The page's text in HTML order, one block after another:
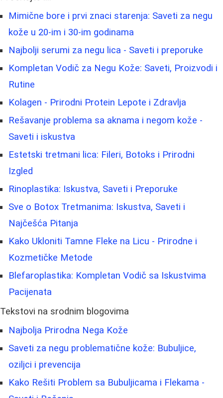
Mimične bore i prvi znaci starenja: Saveti za negu
kože u 20-im i 30-im godinama
Najbolji serumi za negu lica - Saveti i preporuke
Kompletan Vodič za Negu Kože: Saveti, Proizvodi i
Rutine
Kolagen - Prirodni Protein Lepote i Zdravlja
Rešavanje problema sa aknama i negom kože -
Saveti i iskustva
Estetski tretmani lica: Fileri, Botoks i Prirodni
Izgled
Rinoplastika: Iskustva, Saveti i Preporuke
Sve o Botox Tretmanima: Iskustva, Saveti i
Najčešća Pitanja
Kako Ukloniti Tamne Fleke na Licu - Prirodne i
Kozmetičke Metode
Blefaroplastika: Kompletan Vodič sa Iskustvima
Pacijenata
Tekstovi na srodnim blogovima
Najbolja Prirodna Nega Kože
Saveti za negu problematične kože: Bubuljice,
oziljci i prevencija
Kako Rešiti Problem sa Bubuljicama i Flekama -